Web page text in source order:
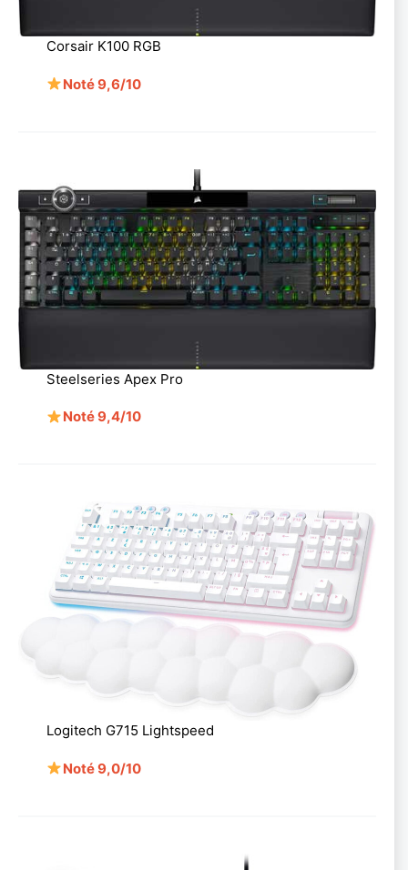
Corsair K100 RGB
Noté 9,6/10
Steelseries Apex Pro
Noté 9,4/10
Logitech G715 Lightspeed
Noté 9,0/10